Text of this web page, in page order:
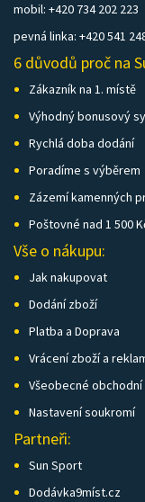
mobil: +420 734 202 223
pevná linka: +420 541
6 důvodů proč na
Zákazník na 1. místě
Výhodný bonusový
Rychlá doba dodání
Poradíme s výběrem
Zázemí kamenných
Poštovné nad 1 500
Vše o nákupu:
Jak nakupovat
Dodání zboží
Platba a Doprava
Vrácení zboží a
Všeobecné
Nastavení soukromí
Partneři:
Sun Sport
Dodávka9míst.cz